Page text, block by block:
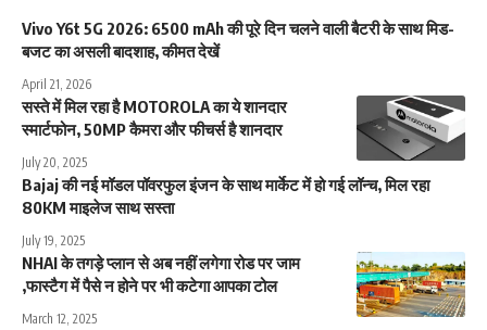
Vivo Y6t 5G 2026: 6500 mAh की पूरे दिन चलने वाली बैटरी के साथ मिड-
बजट का असली बादशाह, कीमत देखें
April 21, 2026
सस्ते में मिल रहा है MOTOROLA का ये शानदार
स्मार्टफोन, 50MP कैमरा और फीचर्स है शानदार
July 20, 2025
Bajaj की नई मॉडल पॉवरफुल इंजन के साथ मार्केट में हो गई लॉन्च, मिल रहा
80KM माइलेज साथ सस्ता
July 19, 2025
NHAI के तगड़े प्लान से अब नहीं लगेगा रोड पर जाम
,फास्टैग में पैसे न होने पर भी कटेगा आपका टोल
March 12, 2025